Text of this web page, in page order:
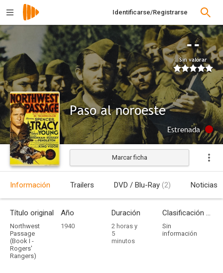
Identificarse/Registrarse
--
Sin valorar
Paso al noroeste
Estrenada
Marcar ficha
Información Trailers DVD / Blu-Ray (2) Noticias
Título original
Northwest
Passage
(Book I -
Rogers'
Rangers)
Año
1940
Duración
2 horas y
5
minutos
Clasificación por edades
Sin
información